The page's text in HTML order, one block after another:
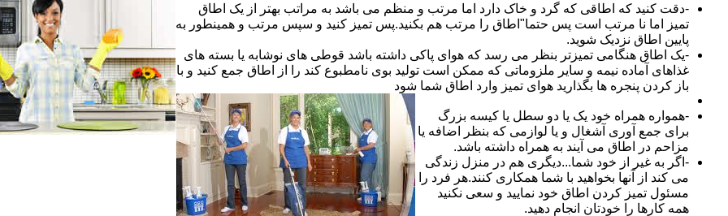
-دقت کنید که اطاقی که گرد و خاک دارد اما مرتب و منظم می باشد به مراتب بهتر از یک اطاق
تمیز اما نا مرتب است پس حتما"اطاق را مرتب هم بکنید.پس تمیز کنید و سپس مرتب و همینطور به
پایین اطاق نزدیک شوید.
-یک اطاق هنگامی تمیزتر بنظر می رسد که هوای پاکی داشته باشد قوطی های نوشابه یا بسته های
غذاهای آماده نیمه و سایر ملزوماتی که ممکن است تولید بوی نامطبوع کند را از اطاق جمع کنید و با
باز کردن پنجره ها بگذارید هوای تمیز وارد اطاق شما شود
-همواره همراه خود یک یا دو سطل یا کیسه بزرگ
برای جمع آوری آشغال و یا لوازمی که بنظر اضافه یا
مزاحم در اطاق می آیند به همراه داشته باشد.
-اگر به غیر از خود شما...دیگری هم در منزل زندگی
می کند از آنها بخواهید با شما همکاری کنند.هر فرد را
مسئول تمیز کردن اطاق خود نمایید و سعی نکنید
همه کارها را خودتان انجام دهید.